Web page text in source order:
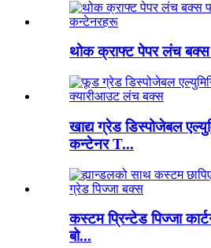
थोक क्राफ्ट पेपर लंच
खाद्य ग्रेड डिस्पोजेबल
कन्टेनर T...
कस्टम प्रिन्टेड पिज्जा
बो...